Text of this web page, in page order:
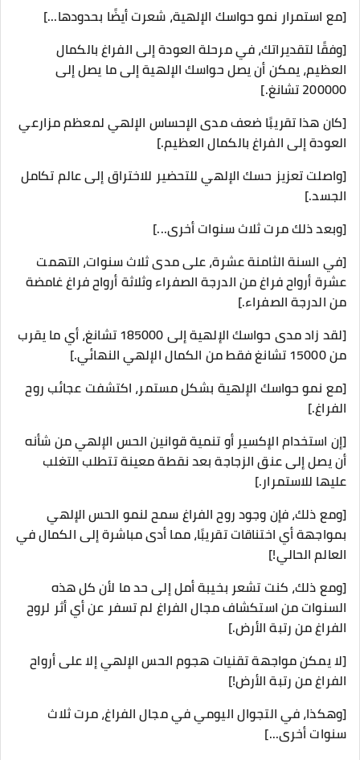
[مع استمرار نمو حواسك الإلهية، شعرت أيضًا بحدودها...]
[وفقًا لتقديراتك، في مرحلة العودة إلى الفراغ بالكمال
العظيم، يمكن أن يصل حواسك الإلهية إلى ما يصل إلى
200000 تشانغ.]
[كان هذا تقريبًا ضعف مدى الإحساس الإلهي لمعظم مزارعي
العودة إلى الفراغ بالكمال العظيم.]
[واصلت تعزيز حسك الإلهي للتحضير للاختراق إلى عالم تكامل
الجسد.]
[وبعد ذلك مرت ثلاث سنوات أخرى...]
[في السنة الثامنة عشرة، على مدى ثلاث سنوات، التهمت
عشرة أرواح فراغ من الدرجة الصفراء وثلاثة أرواح فراغ غامضة
من الدرجة الصفراء.]
[لقد زاد مدى حواسك الإلهية إلى 185000 تشانغ، أي ما يقرب
من 15000 تشانغ فقط من الكمال الإلهي النهائي.]
[مع نمو حواسك الإلهية بشكل مستمر، اكتشفت عجائب روح
الفراغ.]
[إن استخدام الإكسير أو تنمية قوانين الحس الإلهي من شأنه
أن يصل إلى عنق الزجاجة بعد نقطة معينة تتطلب التغلب
عليها للاستمرار.]
[ومع ذلك، فإن وجود روح الفراغ سمح لنمو الحس الإلهي
بمواجهة أي اختناقات تقريبًا، مما أدى مباشرة إلى الكمال في
العالم الحالي!]
[ومع ذلك، كنت تشعر بخيبة أمل إلى حد ما لأن كل هذه
السنوات من استكشاف مجال الفراغ لم تسفر عن أي أثر لروح
الفراغ من رتبة الأرض.]
[لا يمكن مواجهة تقنيات هجوم الحس الإلهي إلا على أرواح
الفراغ من رتبة الأرض!]
[وهكذا، في التجوال اليومي في مجال الفراغ، مرت ثلاث
سنوات أخرى...]